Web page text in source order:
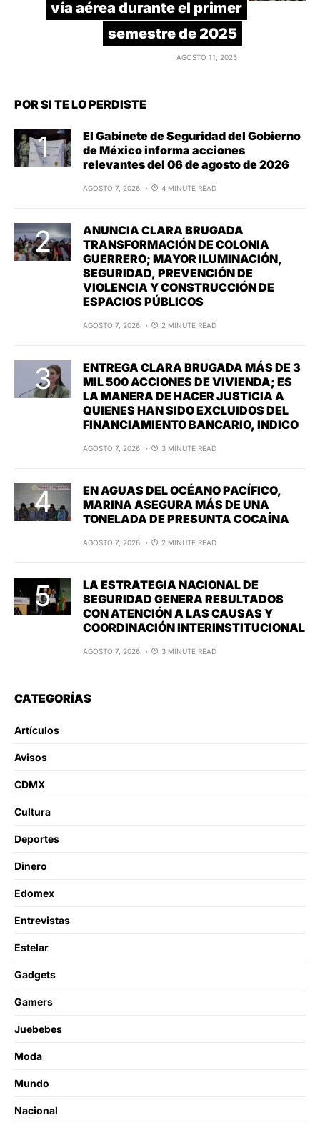
vía aérea durante el primer
semestre de 2025
AGOSTO 11, 2025
POR SI TE LO PERDISTE
El Gabinete de Seguridad del Gobierno
de México informa acciones
relevantes del 06 de agosto de 2026
AGOSTO 7, 2026 4 MINUTE READ
ANUNCIA CLARA BRUGADA
TRANSFORMACIÓN DE COLONIA
GUERRERO; MAYOR ILUMINACIÓN,
SEGURIDAD, PREVENCIÓN DE
VIOLENCIA Y CONSTRUCCIÓN DE
ESPACIOS PÚBLICOS
AGOSTO 7, 2026 2 MINUTE READ
ENTREGA CLARA BRUGADA MÁS DE 3
MIL 500 ACCIONES DE VIVIENDA; ES
LA MANERA DE HACER JUSTICIA A
QUIENES HAN SIDO EXCLUIDOS DEL
FINANCIAMIENTO BANCARIO, INDICO
AGOSTO 7, 2026 3 MINUTE READ
EN AGUAS DEL OCÉANO PACÍFICO,
MARINA ASEGURA MÁS DE UNA
TONELADA DE PRESUNTA COCAÍNA
AGOSTO 7, 2026 2 MINUTE READ
LA ESTRATEGIA NACIONAL DE
SEGURIDAD GENERA RESULTADOS
CON ATENCIÓN A LAS CAUSAS Y
COORDINACIÓN INTERINSTITUCIONAL
AGOSTO 7, 2026 3 MINUTE READ
CATEGORÍAS
Artículos
Avisos
CDMX
Cultura
Deportes
Dinero
Edomex
Entrevistas
Estelar
Gadgets
Gamers
Juebebes
Moda
Mundo
Nacional